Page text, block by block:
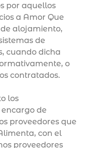
por aquellos
a Amor Que
alojamiento,
de
cuando dicha
o
contratados.
los
de
proveedores que
con el
proveedores